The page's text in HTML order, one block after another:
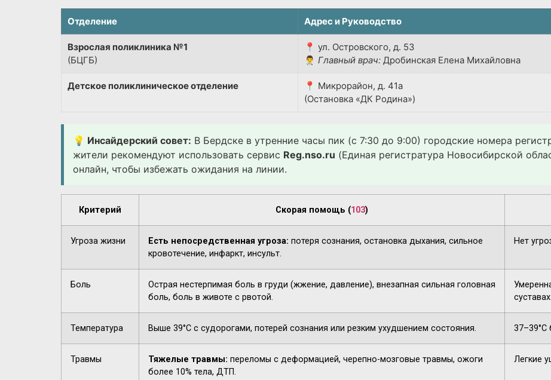
Отделение Адрес и Руководство
Взрослая поликлиника №1
(БЦГБ)
📍 ул. Островского, д. 53
👨‍⚕️ Главный врач: Дробинская Елена Михайловна
Детское поликлиническое отделение
📍 Микрорайон, д. 41а
(Остановка «ДК Родина»)
💡 Инсайдерский совет: В Бердске в утренние часы пик (с 7:30 до 9:00) городские номера
жители рекомендуют использовать сервис Reg.nso.ru (Единая регистратура Новосибирской
онлайн, чтобы избежать ожидания на линии.
Критерий Скорая помощь (103)
Угроза жизни Есть непосредственная угроза: потеря сознания, остановка дыхания, сильное
кровотечение, инфаркт, инсульт.
Нет
Боль
Острая нестерпимая боль в груди (жжение, давление), внезапная сильная головная
боль, боль в животе с рвотой.
суставах.
Температура Выше 39°C с судорогами, потерей сознания или резким ухудшением состояния.
Травмы Тяжелые травмы: переломы с деформацией, черепно-мозговые травмы, ожоги
более 10% тела, ДТП.
Легкие